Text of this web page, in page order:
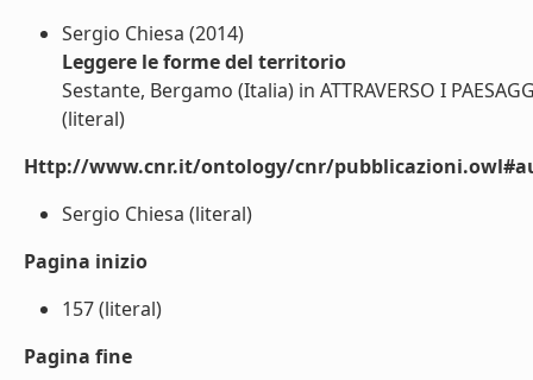
Sergio Chiesa (2014)
Leggere le forme del territorio
Sestante, Bergamo (Italia) in ATTRAVERSO I
(literal)
Http://www.cnr.it/ontology/cnr/
Sergio Chiesa (literal)
Pagina inizio
157 (literal)
Pagina fine